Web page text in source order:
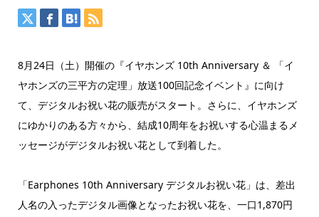
8月24日（土）開催の『イヤホンズ 10th Anniversary ＆ 「イ
ヤホンズの三平方の定理」放送100回記念イベント』に向け
て、デジタルお祝い花の販売がスタート。さらに、イヤホンズ
にゆかりのある方々から、結成10周年をお祝いする心温まるメ
ッセージがデジタルお祝い花として到着した。
「Earphones 10th Anniversary デジタルお祝い花」は、差出
人名の入ったデジタル画像となったお祝い花を、一口1,870円